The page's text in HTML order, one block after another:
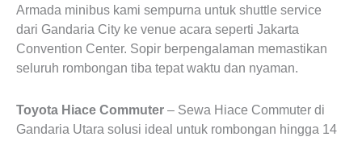
Armada minibus kami sempurna untuk shuttle service
dari Gandaria City ke venue acara seperti Jakarta
Convention Center. Sopir berpengalaman memastikan
seluruh rombongan tiba tepat waktu dan nyaman.
Toyota Hiace Commuter – Sewa Hiace Commuter di
Gandaria Utara solusi ideal untuk rombongan hingga 14